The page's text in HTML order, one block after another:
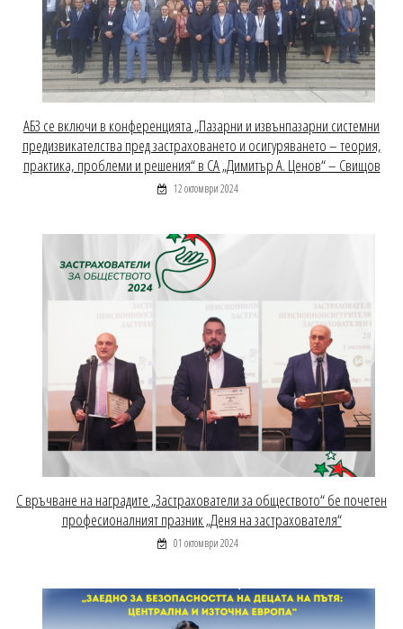
АБЗ се включи в конференцията „Пазарни и извънпазарни системни
предизвикателства пред застраховането и осигуряването – теория,
практика, проблеми и решения“ в СА „Димитър А. Ценов“ – Свищов
12 октомври 2024
С връчване на наградите „Застрахователи за обществото“ бе почетен
професионалният празник „Деня на застрахователя“
01 октомври 2024